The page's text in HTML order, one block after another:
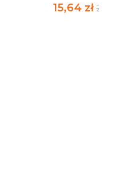
15,64 zł 23,00 zł